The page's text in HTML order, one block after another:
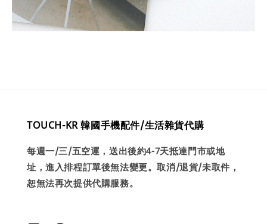
TOUCH-KR 韓國手機配件/生活雜貨代購
每週一/三/五空運，送出後約4-7天抵達門市或地
址，進入排程訂單後無法變更。取消/退貨/未取件，
恕無法再次提供代購服務。